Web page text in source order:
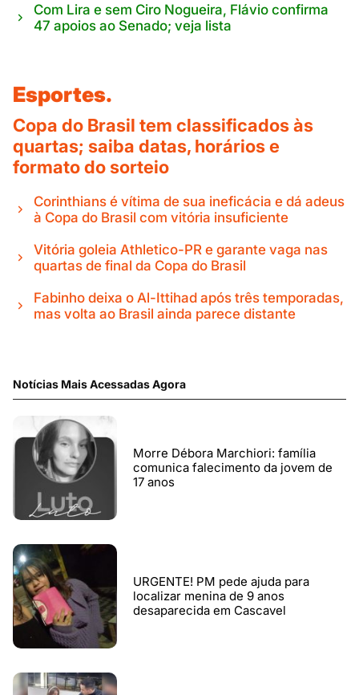
Com Lira e sem Ciro Nogueira, Flávio confirma
47 apoios ao Senado; veja lista
Esportes.
Copa do Brasil tem classificados às
quartas; saiba datas, horários e
formato do sorteio
Corinthians é vítima de sua ineficácia e dá adeus
à Copa do Brasil com vitória insuficiente
Vitória goleia Athletico-PR e garante vaga nas
quartas de final da Copa do Brasil
Fabinho deixa o Al-Ittihad após três temporadas,
mas volta ao Brasil ainda parece distante
Notícias Mais Acessadas Agora
Morre Débora Marchiori: família
comunica falecimento da jovem de
17 anos
URGENTE! PM pede ajuda para
localizar menina de 9 anos
desaparecida em Cascavel